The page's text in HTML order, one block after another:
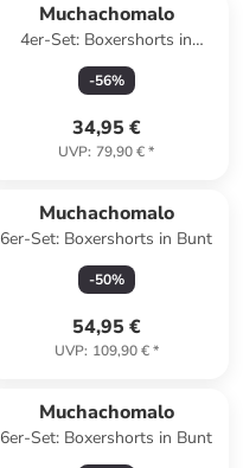
Muchachomalo
4er-Set: Boxershorts in
Schwarz/ Dunkelblau/ Lila
-56%
34,95 €
UVP: 79,90 €*
Muchachomalo
6er-Set: Boxershorts in Bunt
-50%
54,95 €
UVP: 109,90 €*
Muchachomalo
6er-Set: Boxershorts in Bunt